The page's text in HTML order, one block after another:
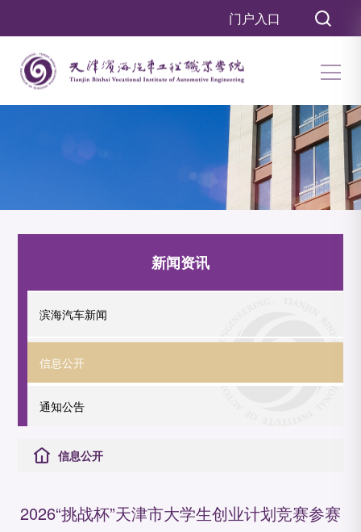
门户入口
新闻资讯
滨海汽车新闻
信息公开
通知公告
信息公开
2026“挑战杯”天津市大学生创业计划竞赛参赛